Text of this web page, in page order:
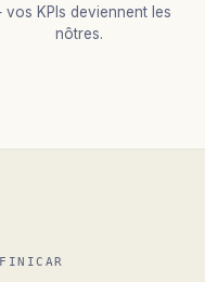
KPIs deviennent les
nôtres.